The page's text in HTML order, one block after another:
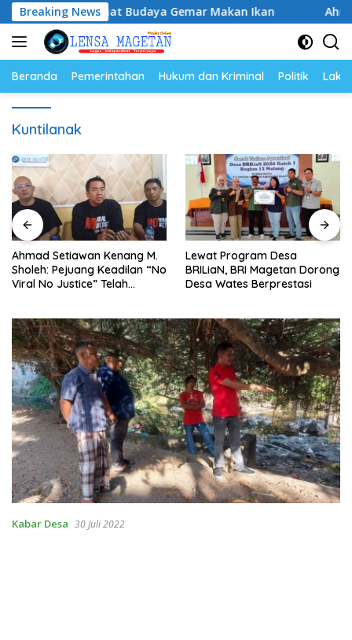
Langsung
ke
konten
Breaking News
Perkuat Budaya Gemar Makan Ikan Ahmad
Beranda Pemerintahan Hukum dan Kriminal Politik
Kuntilanak
Ahmad Setiawan Kenang M.
Sholeh: Pejuang Keadilan “No
Viral No Justice” Telah
Lewat Program Desa
BRILiaN, BRI Magetan Dorong
Desa Wates Berprestasi
Kabar Desa 30 Juli 2022